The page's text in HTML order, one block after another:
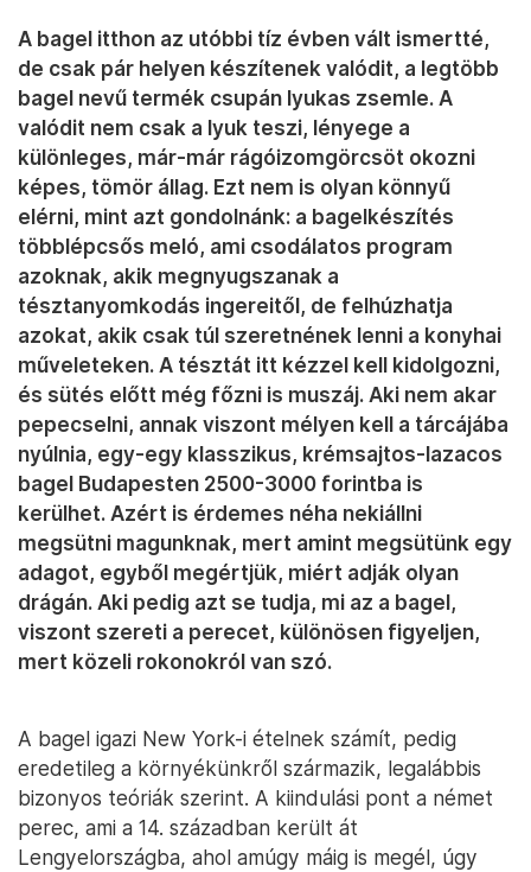
A bagel itthon az utóbbi tíz évben vált ismertté,
de csak pár helyen készítenek valódit, a legtöbb
bagel nevű termék csupán lyukas zsemle. A
valódit nem csak a lyuk teszi, lényege a
különleges, már-már rágóizomgörcsöt okozni
képes, tömör állag. Ezt nem is olyan könnyű
elérni, mint azt gondolnánk: a bagelkészítés
többlépcsős meló, ami csodálatos program
azoknak, akik megnyugszanak a
tésztanyomkodás ingereitől, de felhúzhatja
azokat, akik csak túl szeretnének lenni a konyhai
műveleteken. A tésztát itt kézzel kell kidolgozni,
és sütés előtt még főzni is muszáj. Aki nem akar
pepecselni, annak viszont mélyen kell a tárcájába
nyúlnia, egy-egy klasszikus, krémsajtos-lazacos
bagel Budapesten 2500-3000 forintba is
kerülhet. Azért is érdemes néha nekiállni
megsütni magunknak, mert amint megsütünk egy
adagot, egyből megértjük, miért adják olyan
drágán. Aki pedig azt se tudja, mi az a bagel,
viszont szereti a perecet, különösen figyeljen,
mert közeli rokonokról van szó.
A bagel igazi New York-i ételnek számít, pedig
eredetileg a környékünkről származik, legalábbis
bizonyos teóriák szerint. A kiindulási pont a német
perec, ami a 14. században került át
Lengyelországba, ahol amúgy máig is megél, úgy